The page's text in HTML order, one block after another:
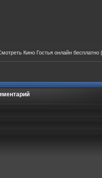
Кино Гостья онлайн бесплатно |